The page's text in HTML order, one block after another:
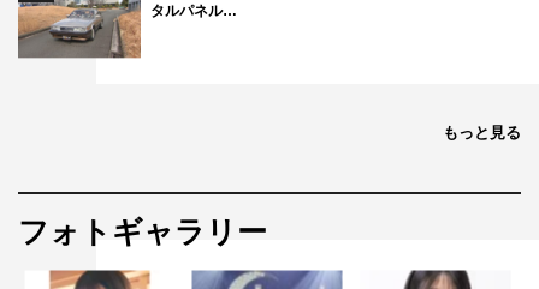
タルパネル…
もっと見る
フォトギャラリー